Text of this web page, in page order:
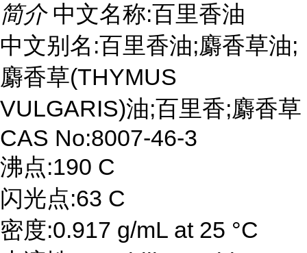
简介 中文名称:百里香油
中文别名:百里香油;麝香草油;
麝香草(THYMUS
VULGARIS)油;百里香;麝香草
CAS No:8007-46-3
沸点:190 C
闪光点:63 C
密度:0.917 g/mL at 25 °C